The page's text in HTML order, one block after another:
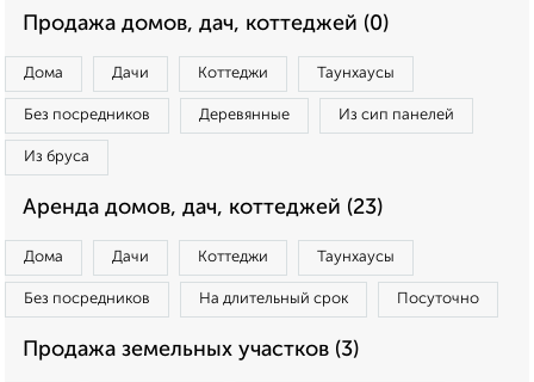
Продажа домов, дач, коттеджей (0)
Дома Дачи Коттеджи Таунхаусы
Без посредников Деревянные Из сип панелей
Из бруса
Аренда домов, дач, коттеджей (23)
Дома Дачи Коттеджи Таунхаусы
Без посредников На длительный срок Посуточно
Продажа земельных участков (3)